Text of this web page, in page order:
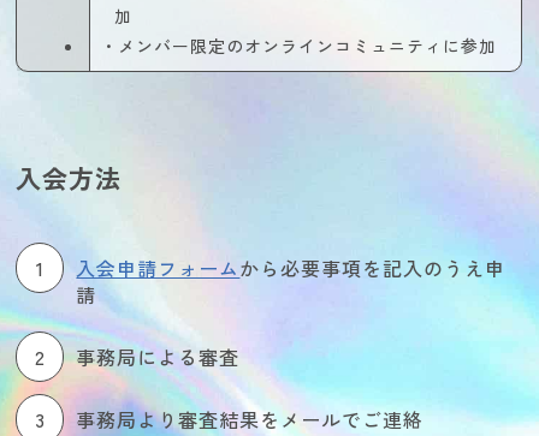
加
・メンバー限定のオンラインコミュニティに参加
入会方法
1 入会申請フォームから必要事項を記入のうえ申
請
2 事務局による審査
3 事務局より審査結果をメールでご連絡